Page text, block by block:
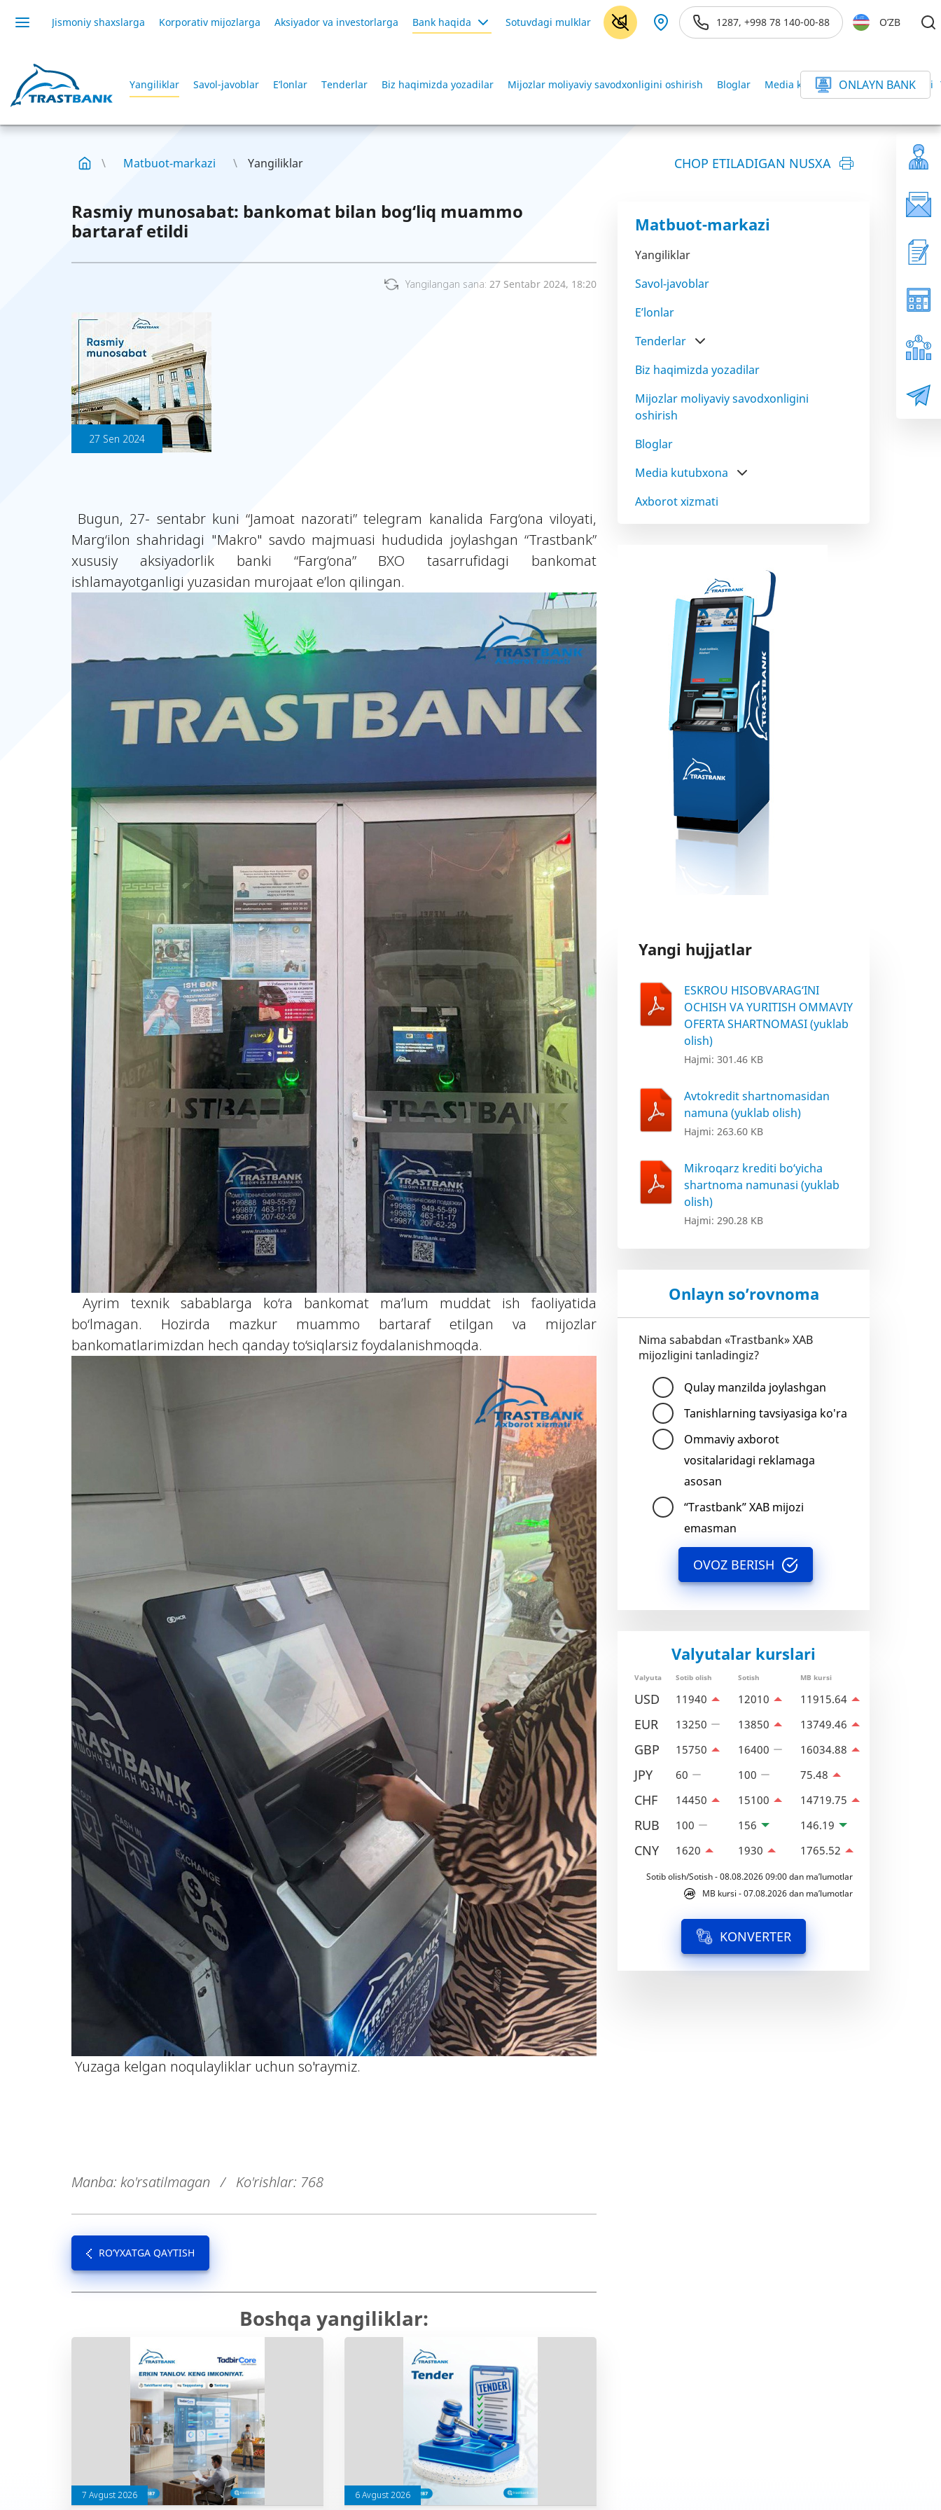
Jismoniy shaxslarga Korporativ mijozlarga Aksiyador va investorlarga Bank haqida Sotuvdagi mulklar 1287, +998 78 140-00-88 O’ZB
Yangiliklar Savol-javoblar E’lonlar Tenderlar Biz haqimizda yozadilar Mijozlar moliyaviy savodxonligini oshirish Bloglar Media kutubxona Axborot xizmati
ONLAYN BANK
Matbuot-markazi Yangiliklar CHOP ETILADIGAN NUSXA
Rasmiy munosabat: bankomat bilan bog‘liq muammo
bartaraf etildi
Yangilangan sana: 27 Sentabr 2024, 18:20
27 Sen 2024
Bugun, 27- sentabr kuni “Jamoat nazorati” telegram kanalida Farg‘ona viloyati,
Marg‘ilon shahridagi "Makro" savdo majmuasi hududida joylashgan “Trastbank”
xususiy aksiyadorlik banki “Farg‘ona” BXO tasarrufidagi bankomat
ishlamayotganligi yuzasidan murojaat e’lon qilingan.
Ayrim texnik sabablarga ko‘ra bankomat ma’lum muddat ish faoliyatida
bo‘lmagan. Hozirda mazkur muammo bartaraf etilgan va mijozlar
bankomatlarimizdan hech qanday to‘siqlarsiz foydalanishmoqda.
Yuzaga kelgan noqulayliklar uchun so'raymiz.
Manba: ko'rsatilmagan / Ko'rishlar: 768
RO’YXATGA QAYTISH
Boshqa yangiliklar:
7 Avgust 2026 6 Avgust 2026
Matbuot-markazi
Yangiliklar
Savol-javoblar
E’lonlar
Tenderlar
Biz haqimizda yozadilar
Mijozlar moliyaviy savodxonligini
oshirish
Bloglar
Media kutubxona
Axborot xizmati
Yangi hujjatlar
ESKROU HISOBVARAG‘INI
OCHISH VA YURITISH OMMAVIY
OFERTA SHARTNOMASI (yuklab
olish)
Hajmi: 301.46 KB
Avtokredit shartnomasidan
namuna (yuklab olish)
Hajmi: 263.60 KB
Mikroqarz krediti bo‘yicha
shartnoma namunasi (yuklab
olish)
Hajmi: 290.28 KB
Onlayn so’rovnoma
Nima sababdan «Trastbank» XAB
mijozligini tanladingiz?
Qulay manzilda joylashgan
Tanishlarning tavsiyasiga ko'ra
Ommaviy axborot
vositalaridagi reklamaga
asosan
“Trastbank” XAB mijozi
emasman
OVOZ BERISH
Valyutalar kurslari
Valyuta Sotib olish Sotish MB kursi
USD 11940 12010 11915.64
EUR 13250 13850 13749.46
GBP 15750 16400 16034.88
JPY 60 100 75.48
CHF 14450 15100 14719.75
RUB 100 156 146.19
CNY 1620 1930 1765.52
Sotib olish/Sotish - 08.08.2026 09:00 dan ma’lumotlar
MB kursi - 07.08.2026 dan ma’lumotlar
KONVERTER